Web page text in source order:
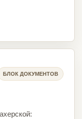
БЛОК ДОКУМЕНТОВ